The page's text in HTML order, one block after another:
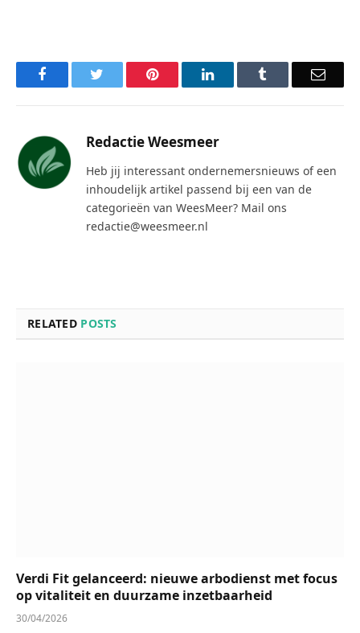
Facebook Pinterest LinkedIn Email
Redactie Weesmeer
Heb jij interessant ondernemersnieuws of een
inhoudelijk artikel passend bij een van de
categorieën van WeesMeer? Mail ons
redactie@weesmeer.nl
RELATED POSTS
Verdi Fit gelanceerd: nieuwe arbodienst met focus
op vitaliteit en duurzame inzetbaarheid
30/04/2026